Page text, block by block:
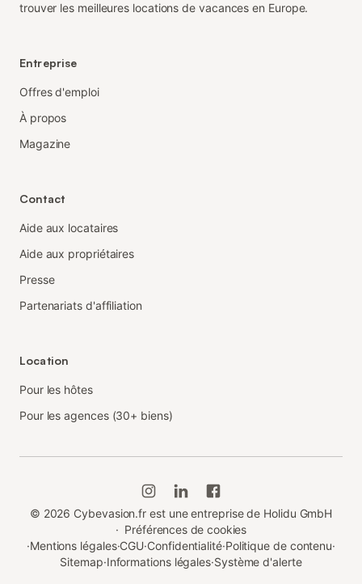
trouver les meilleures locations de vacances en Europe.
Entreprise
Offres d'emploi
À propos
Magazine
Contact
Aide aux locataires
Aide aux propriétaires
Presse
Partenariats d'affiliation
Location
Pour les hôtes
Pour les agences (30+ biens)
© 2026 Cybevasion.fr est une entreprise de Holidu GmbH
· Préférences de cookies
·Mentions légales·CGU·Confidentialité·Politique de contenu·
Sitemap·Informations légales·Système d'alerte